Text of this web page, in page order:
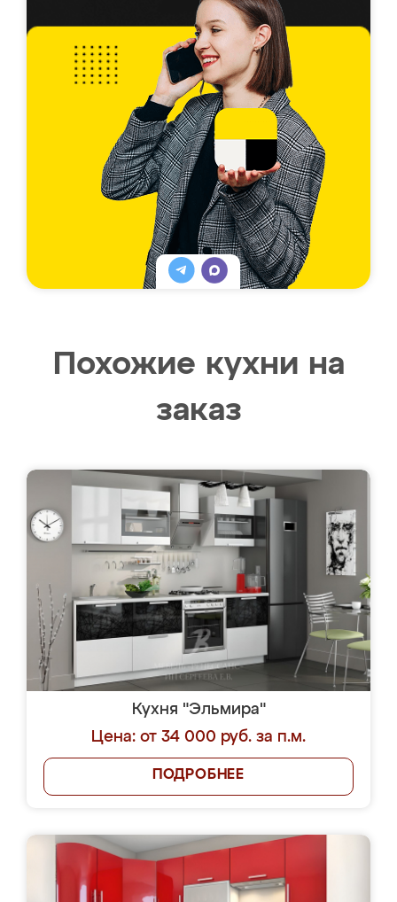
Похожие кухни на
заказ
Кухня "Эльмира"
Цена: от 34 000 руб. за п.м.
ПОДРОБНЕЕ